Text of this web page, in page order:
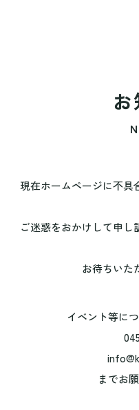
現在ホームページに不具
ご迷惑をおかけして申
お待ちいた
イベント等に
までお